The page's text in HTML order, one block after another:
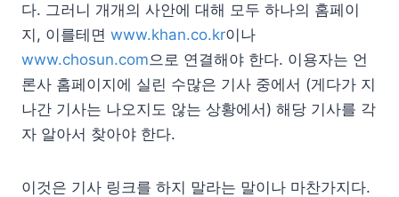
다. 그러니 개개의 사안에 대해 모두 하나의 홈페이
지, 이를테면 www.khan.co.kr이나
www.chosun.com으로 연결해야 한다. 이용자는 언
론사 홈페이지에 실린 수많은 기사 중에서 (게다가 지
나간 기사는 나오지도 않는 상황에서) 해당 기사를 각
자 알아서 찾아야 한다.
이것은 기사 링크를 하지 말라는 말이나 마찬가지다.